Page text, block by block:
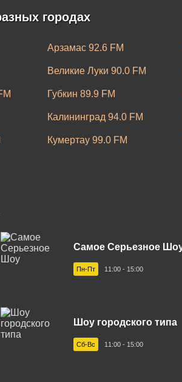
городах
Арзамас 92.6 FM
Великие Луки 90.0 FM
Губкин 89.9 FM
Калининград 94.0 FM
Кумертау 99.0 FM
Самое Серьезное
Пн-Пт 11:00 - 15:00
Шоу городского типа
Сб-Вс 11:00 - 15:00